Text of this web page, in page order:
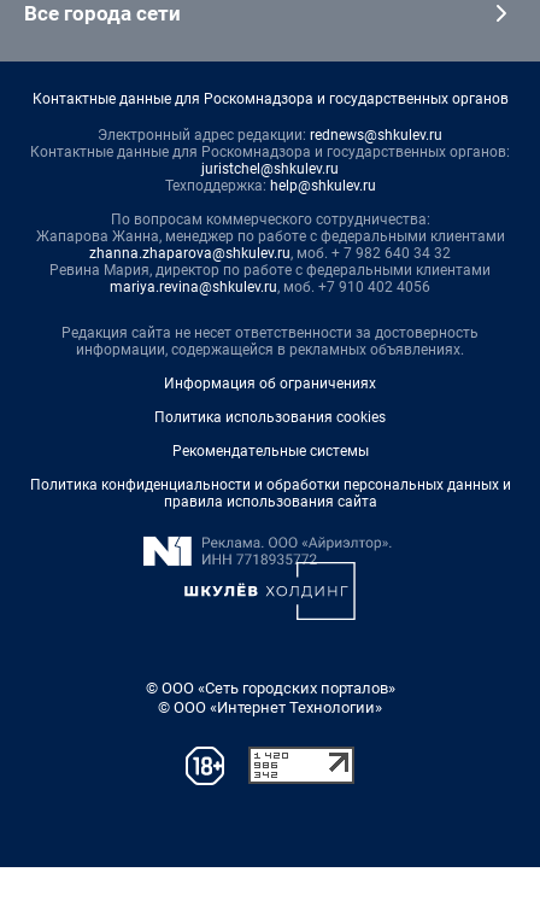
Все города сети
Контактные данные для Роскомнадзора и государственных органов
Электронный адрес редакции: rednews@shkulev.ru
Контактные данные для Роскомнадзора и государственных органов:
juristchel@shkulev.ru
Техподдержка: help@shkulev.ru
По вопросам коммерческого сотрудничества:
Жапарова Жанна, менеджер по работе с федеральными клиентами
zhanna.zhaparova@shkulev.ru, моб. + 7 982 640 34 32
Ревина Мария, директор по работе с федеральными клиентами
mariya.revina@shkulev.ru, моб. +7 910 402 4056
Редакция сайта не несет ответственности за достоверность
информации, содержащейся в рекламных объявлениях.
Информация об ограничениях
Политика использования cookies
Рекомендательные системы
Политика конфиденциальности и обработки персональных данных и
правила использования сайта
© ООО «Сеть городских порталов»
© ООО «Интернет Технологии»